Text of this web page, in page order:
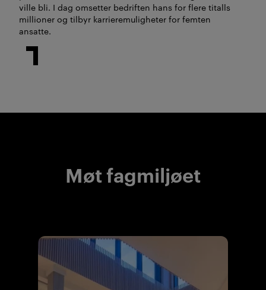
ville bli. I dag omsetter bedriften hans for flere titalls
millioner og tilbyr karrieremuligheter for femten
ansatte.
Møt fagmiljøet